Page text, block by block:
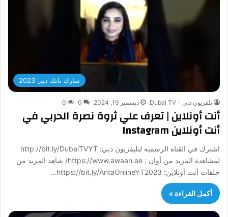
شارك تانك دبي 2023
تلفزيون دبي - Dubai TV ديسمبر 19, 2024 0
0
أنت أونلاين | تعرف علي ثروة نصرة الحربي في
أنت أونلاين Instagram
اشترك في القناة الرسمية لتليفزيون دبي: http://bit.ly/DubaiTVYT
لمشاهدة المزيد من أوان : https://www.awaan.ae/ شاهد المزيد من
حلقات أنت أونلاين: https://bit.ly/AntaOnlineYT2023…
أكمل القراءة »